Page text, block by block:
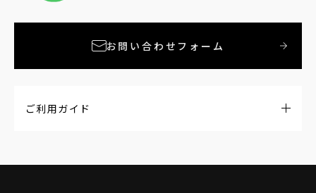
お問い合わせフォーム
ご利用ガイド